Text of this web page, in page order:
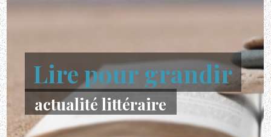
Lire pour grandir
actualité littéraire